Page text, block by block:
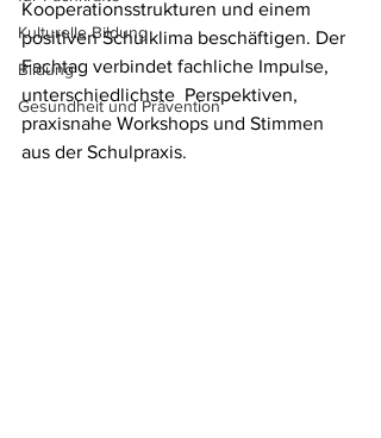
Kulturelle Bildung
Bildung
Gesundheit und Prävention
Kooperationsstrukturen und einem
positiven Schulklima beschäftigen. Der
Fachtag verbindet fachliche Impulse,
unterschiedlichste  Perspektiven,
praxisnahe Workshops und Stimmen
aus der Schulpraxis.